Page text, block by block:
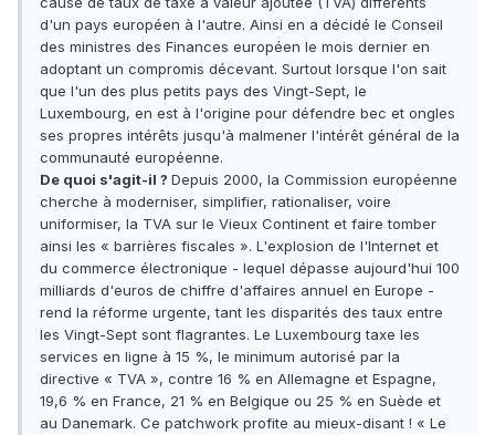
d'un pays européen à l'autre. Ainsi en a décidé le Conseil
des ministres des Finances européen le mois dernier en
adoptant un compromis décevant. Surtout lorsque l'on sait
que l'un des plus petits pays des Vingt-Sept, le
Luxembourg, en est à l'origine pour défendre bec et ongles
ses propres intérêts jusqu'à malmener l'intérêt général de la
communauté européenne.
De quoi s'agit-il ? Depuis 2000, la Commission européenne
cherche à moderniser, simplifier, rationaliser, voire
uniformiser, la TVA sur le Vieux Continent et faire tomber
ainsi les « barrières fiscales ». L'explosion de l'Internet et
du commerce électronique - lequel dépasse aujourd'hui 100
milliards d'euros de chiffre d'affaires annuel en Europe -
rend la réforme urgente, tant les disparités des taux entre
les Vingt-Sept sont flagrantes. Le Luxembourg taxe les
services en ligne à 15 %, le minimum autorisé par la
directive « TVA », contre 16 % en Allemagne et Espagne,
19,6 % en France, 21 % en Belgique ou 25 % en Suède et
au Danemark. Ce patchwork profite au mieux-disant ! « Le